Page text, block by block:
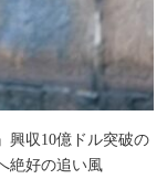
興収10億ドル突破の
絶好の追い風